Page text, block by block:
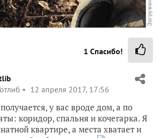
1 Спасибо!
12 апреля 2017, 17:56
у вас вроде дом, а по
коридор, спальня и кочегарка. Я
квартире, а места хватает и